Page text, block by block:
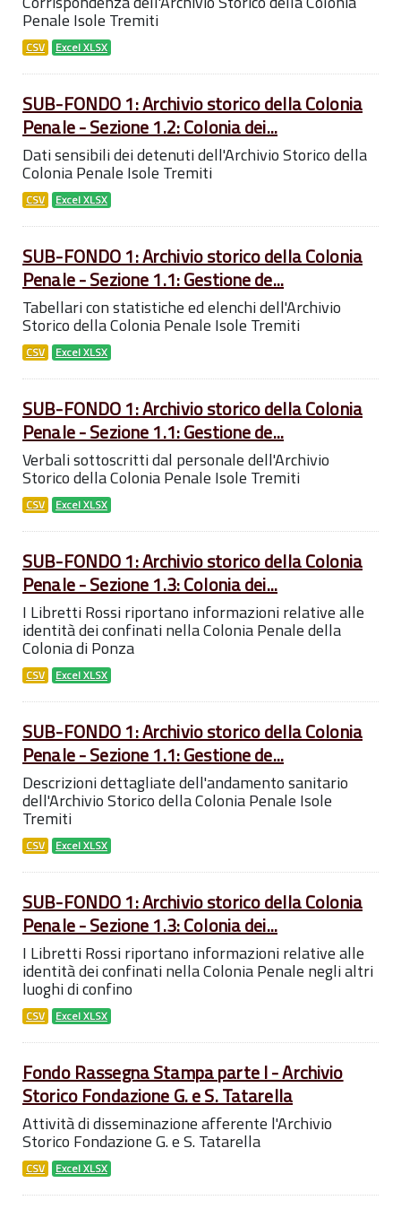
Penale Isole Tremiti
CSV Excel XLSX
SUB-FONDO 1: Archivio storico della Colonia
Penale - Sezione 1.2: Colonia dei...
Dati sensibili dei detenuti dell'Archivio Storico della
Colonia Penale Isole Tremiti
CSV Excel XLSX
SUB-FONDO 1: Archivio storico della Colonia
Penale - Sezione 1.1: Gestione de...
Tabellari con statistiche ed elenchi dell'Archivio
Storico della Colonia Penale Isole Tremiti
CSV Excel XLSX
SUB-FONDO 1: Archivio storico della Colonia
Penale - Sezione 1.1: Gestione de...
Verbali sottoscritti dal personale dell'Archivio
Storico della Colonia Penale Isole Tremiti
CSV Excel XLSX
SUB-FONDO 1: Archivio storico della Colonia
Penale - Sezione 1.3: Colonia dei...
I Libretti Rossi riportano informazioni relative alle
identità dei confinati nella Colonia Penale della
Colonia di Ponza
CSV Excel XLSX
SUB-FONDO 1: Archivio storico della Colonia
Penale - Sezione 1.1: Gestione de...
Descrizioni dettagliate dell'andamento sanitario
dell'Archivio Storico della Colonia Penale Isole
Tremiti
CSV Excel XLSX
SUB-FONDO 1: Archivio storico della Colonia
Penale - Sezione 1.3: Colonia dei...
I Libretti Rossi riportano informazioni relative alle
identità dei confinati nella Colonia Penale negli altri
luoghi di confino
CSV Excel XLSX
Fondo Rassegna Stampa parte I - Archivio
Storico Fondazione G. e S. Tatarella
Attività di disseminazione afferente l'Archivio
Storico Fondazione G. e S. Tatarella
CSV Excel XLSX